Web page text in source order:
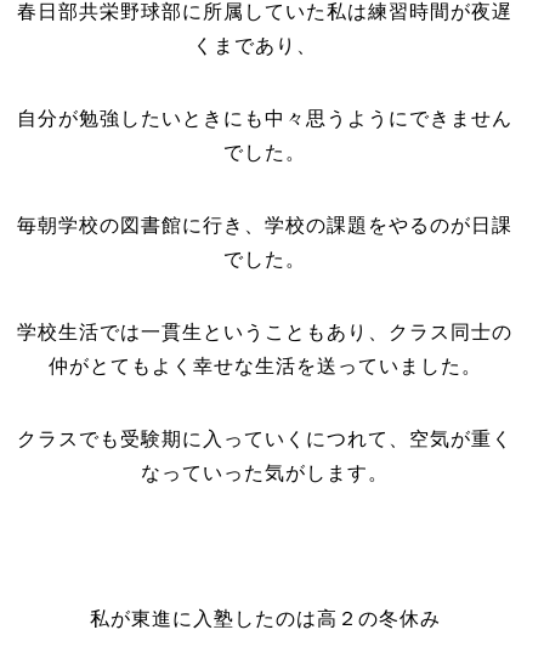
春日部共栄野球部に所属していた私は練習時間が夜遅
くまであり、
自分が勉強したいときにも中々思うようにできません
でした。
毎朝学校の図書館に行き、学校の課題をやるのが日課
でした。
学校生活では一貫生ということもあり、クラス同士の
仲がとてもよく幸せな生活を送っていました。
クラスでも受験期に入っていくにつれて、空気が重く
なっていった気がします。
私が東進に入塾したのは高２の冬休み